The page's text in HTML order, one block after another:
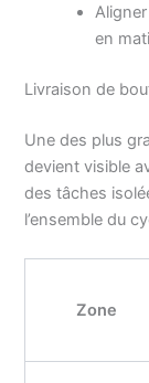
en
Livraison de
Une des plus
devient visible
des tâches
l’ensemble du
Zone